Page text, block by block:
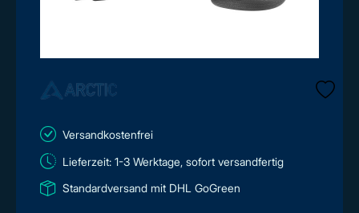
Versandkostenfrei
Lieferzeit: 1-3 Werktage, sofort versandfertig
Standardversand mit DHL GoGreen